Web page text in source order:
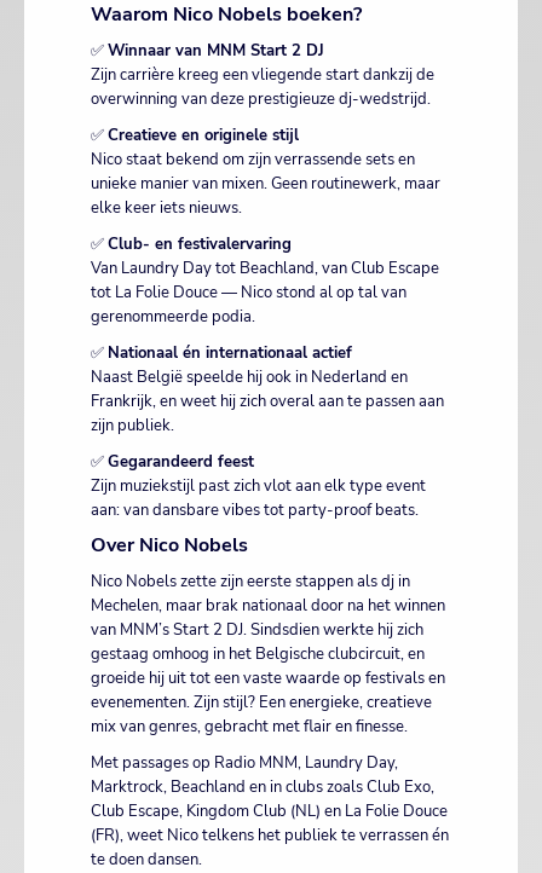
Waarom Nico Nobels boeken?
✅Winnaar van MNM Start 2 DJ
Zijn carrière kreeg een vliegende start dankzij de
overwinning van deze prestigieuze dj-wedstrijd.
✅Creatieve en originele stijl
Nico staat bekend om zijn verrassende sets en
unieke manier van mixen. Geen routinewerk, maar
elke keer iets nieuws.
✅Club- en festivalervaring
Van Laundry Day tot Beachland, van Club Escape
tot La Folie Douce — Nico stond al op tal van
gerenommeerde podia.
✅ Nationaal én internationaal actief
Naast België speelde hij ook in Nederland en
Frankrijk, en weet hij zich overal aan te passen aan
zijn publiek.
✅Gegarandeerd feest
Zijn muziekstijl past zich vlot aan elk type event
aan: van dansbare vibes tot party-proof beats.
Over Nico Nobels
Nico Nobels zette zijn eerste stappen als dj in
Mechelen, maar brak nationaal door na het winnen
van MNM’s Start 2 DJ. Sindsdien werkte hij zich
gestaag omhoog in het Belgische clubcircuit, en
groeide hij uit tot een vaste waarde op festivals en
evenementen. Zijn stijl? Een energieke, creatieve
mix van genres, gebracht met flair en finesse.
Met passages op Radio MNM, Laundry Day,
Marktrock, Beachland en in clubs zoals Club Exo,
Club Escape, Kingdom Club (NL) en La Folie Douce
(FR), weet Nico telkens het publiek te verrassen én
te doen dansen.